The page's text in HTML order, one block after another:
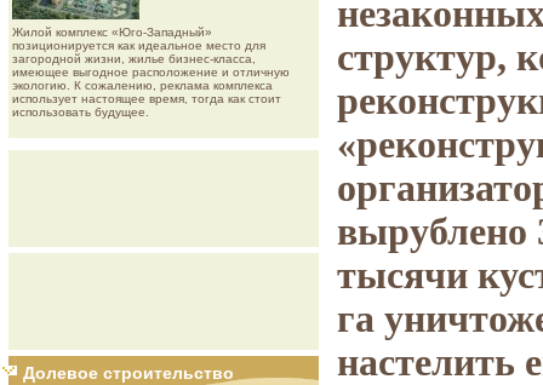
Жилой комплекс «Юго-Западный»
позиционируется как идеальное место для
загородной жизни, жилье бизнес-класса,
имеющее выгодное расположение и отличную
экологию. К сожалению, реклама комплекса
использует настоящее время, тогда как стоит
использовать будущее.
Долевое строительство
структур,
вырублено
тысячи
га
настелить